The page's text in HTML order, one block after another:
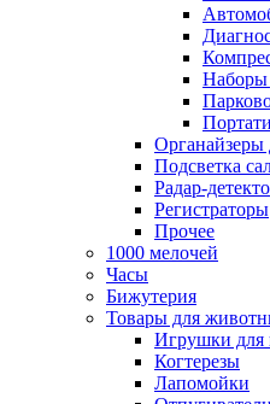
Наборы
Органайзеры
Подсветка
Радар-
Регистраторы
Прочее
1000 мелочей
Часы
Бижутерия
Товары для
Игрушки для
Когтерезы
Лапомойки